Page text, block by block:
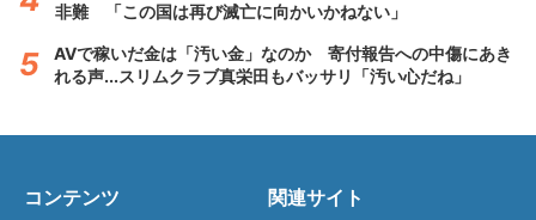
非難 「この国は再び滅亡に向かいかねない」
AVで稼いだ金は「汚い金」なのか 寄付報告への中傷にあき
れる声...スリムクラブ真栄田もバッサリ「汚い心だね」
コンテンツ 関連サイト